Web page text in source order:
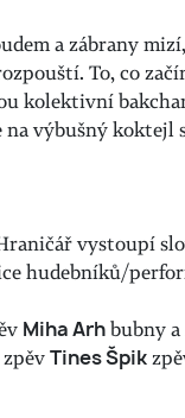
a zábrany
To, co
kolektivní
na výbušný koktejl
vystoupí
hudebníků/
Miha Arhbubny
Tines Špik